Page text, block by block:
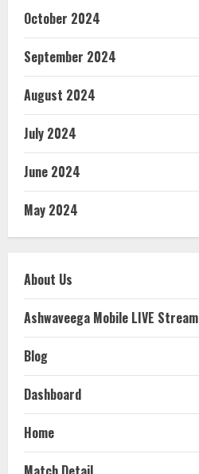
October 2024
September 2024
August 2024
July 2024
June 2024
May 2024
About Us
Ashwaveega Mobile LIVE Stream
Blog
Dashboard
Home